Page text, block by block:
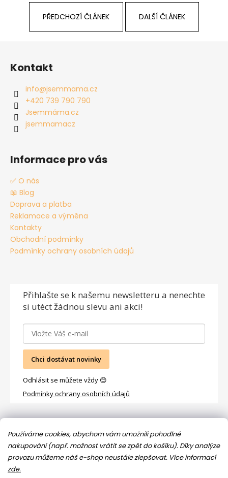
Používáme cookies, abychom vám umožnili pohodlné
nakupování (např. možnost vrátit se zpět do košíku). Díky analýze
provozu můžeme náš e-shop neustále zlepšovat. Více informací
zde.
PŘEDCHOZÍ ČLÁNEK DALŠÍ ČLÁNEK
Z
Kontakt
info@jsemmama.cz
+420 739 790 790
Jsemmáma.cz
jsemmamacz
Informace pro vás
✅ O nás
📖 Blog
Doprava a platba
Reklamace a výměna
Kontakty
Obchodní podmínky
Podmínky ochrany osobních údajů
Přihlašte se k našemu newsletteru a nenechte
si utéct žádnou slevu ani akci!
Chci dostávat novinky
Odhlásit se můžete vždy 😊
Podmínky ochrany osobních údajů
Facebook